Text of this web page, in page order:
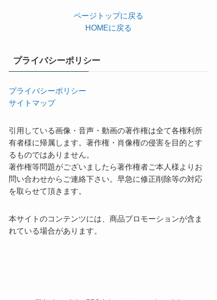
ページトップに戻る
HOMEに戻る
プライバシーポリシー
プライバシーポリシー
サイトマップ
引用している画像・音声・動画の著作権は全て各権利所
有者様に帰属します。著作権・肖像権の侵害を目的とす
るものではありません。
著作権等問題がございましたら著作権者ご本人様よりお
問い合わせからご連絡下さい。早急に修正削除等の対応
を取らせて頂きます。
本サイトのコンテンツには、商品プロモーションが含ま
れている場合があります。